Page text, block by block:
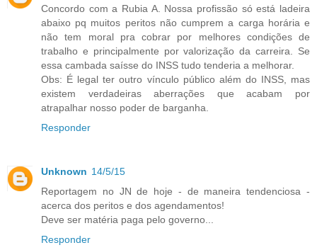
Concordo com a Rubia A. Nossa profissão só está ladeira
abaixo pq muitos peritos não cumprem a carga horária e
não tem moral pra cobrar por melhores condições de
trabalho e principalmente por valorização da carreira. Se
essa cambada saísse do INSS tudo tenderia a melhorar.
Obs: É legal ter outro vínculo público além do INSS, mas
existem verdadeiras aberrações que acabam por
atrapalhar nosso poder de barganha.
Responder
Unknown 14/5/15
Reportagem no JN de hoje - de maneira tendenciosa -
acerca dos peritos e dos agendamentos!
Deve ser matéria paga pelo governo...
Responder